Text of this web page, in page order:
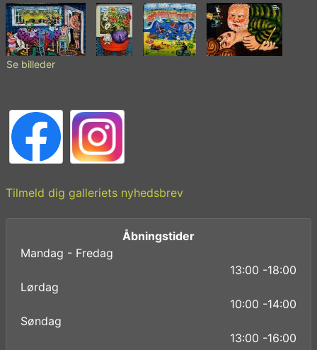
Se billeder
Tilmeld dig galleriets nyhedsbrev
Åbningstider
Mandag - Fredag
13:00 -18:00
Lørdag
10:00 -14:00
Søndag
13:00 -16:00